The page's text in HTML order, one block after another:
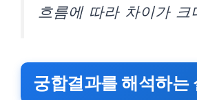
흐름에 따라 차이가 크
궁합결과를 해석하는